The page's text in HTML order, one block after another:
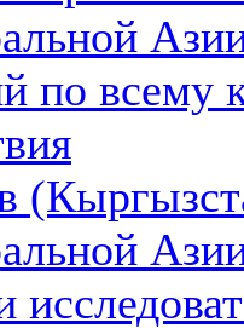
по всему